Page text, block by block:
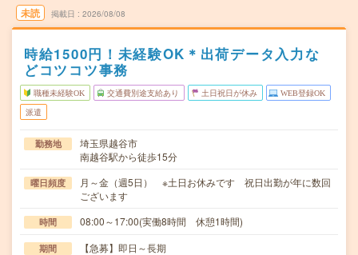
未読 掲載日 2026/08/08
時給1500円！未経験OK＊出荷データ入力な
どコツコツ事務
職種未経験OK 交通費別途支給あり 土日祝日が休み WEB登録OK
派遣
勤務地
埼玉県越谷市
南越谷駅から徒歩15分
曜日頻度
月～金（週5日） ※土日お休みです 祝日出勤が年に数回
ございます
時間 08:00～17:00(実働8時間 休憩1時間)
期間 【急募】即日～長期